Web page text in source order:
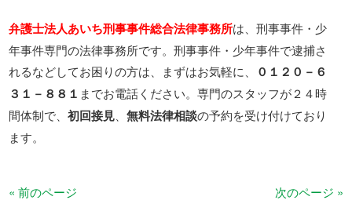
弁護士法人あいち刑事事件総合法律事務所は、刑事事件・少
年事件専門の法律事務所です。刑事事件・少年事件で逮捕さ
れるなどしてお困りの方は、まずはお気軽に、
０１２０－６
３１－８８１ までお電話ください。専門のスタッフが２４時
間体制で、初回接見、無料法律相談の予約を受け付けており
ます。
« 前のページ 次のページ »